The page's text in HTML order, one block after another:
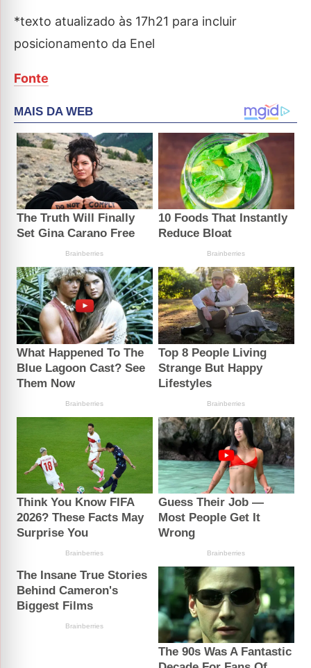
*texto atualizado às 17h21 para incluir
posicionamento da Enel
Fonte